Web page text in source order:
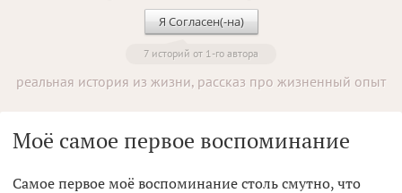
Я Согласен(-на)
7 историй от 1-го автора
реальная история из жизни, рассказ про жизненный опыт
Моё самое первое воспоминание
Самое первое моё воспоминание столь смутно, что